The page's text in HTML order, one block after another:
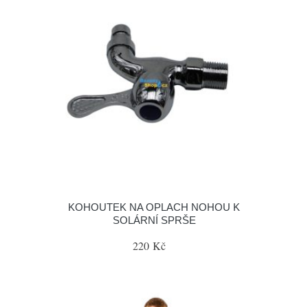
KOHOUTEK NA OPLACH NOHOU K
SOLÁRNÍ SPRŠE
220 Kč